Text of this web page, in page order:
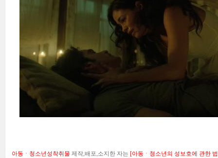
아동ㆍ청소년성착취물 제작,배포,소지한 자는 [아동ㆍ청소년의 성보호에 관한